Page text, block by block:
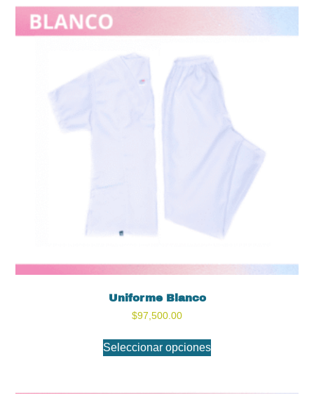
Uniforme Blanco
$97,500.00
Seleccionar opciones